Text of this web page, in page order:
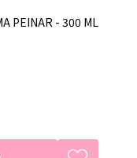
PEINAR - 300 ML